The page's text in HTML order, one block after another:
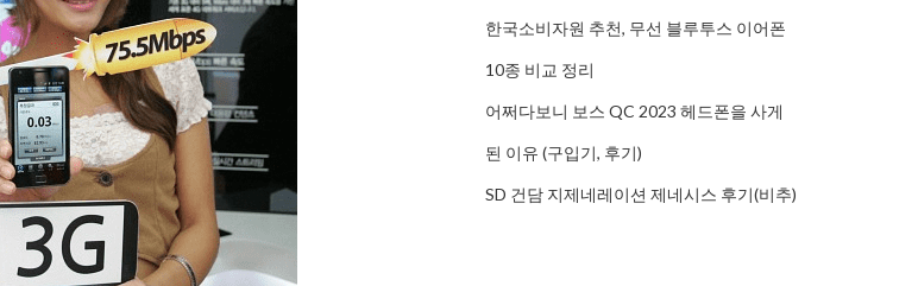
한국소비자원 추천, 무선 블루투스 이어폰
10종 비교 정리
어쩌다보니 보스 QC 2023 헤드폰을 사게
된 이유 (구입기, 후기)
SD 건담 지제네레이션 제네시스 후기(비추)